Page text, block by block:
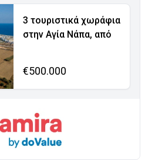
3 τουριστικά χωράφια
στην Αγία Νάπα, από
€500.000